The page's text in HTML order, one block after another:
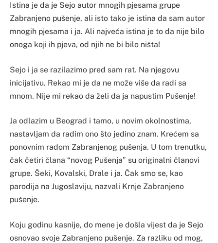
Istina je da je Sejo autor mnogih pjesama grupe
Zabranjeno pušenje, ali isto tako je istina da sam autor
mnogih pjesama i ja. Ali najveća istina je to da nije bilo
onoga koji ih pjeva, od njih ne bi bilo ništa!
Sejo i ja se razilazimo pred sam rat. Na njegovu
inicijativu. Rekao mi je da ne može više da radi sa
mnom. Nije mi rekao da želi da ja napustim Pušenje!
Ja odlazim u Beograd i tamo, u novim okolnostima,
nastavljam da radim ono što jedino znam. Krećem sa
ponovnim radom Zabranjenog pušenja. U tom trenutku,
čak četiri člana “novog Pušenja” su originalni članovi
grupe. Šeki, Kovalski, Drale i ja. Čak smo se, kao
parodija na Jugoslaviju, nazvali Krnje Zabranjeno
pušenje.
Koju godinu kasnije, do mene je došla vijest da je Sejo
osnovao svoje Zabranjeno pušenje. Za razliku od mog,